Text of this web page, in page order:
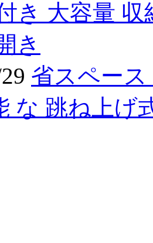
き 大容量
き
省スペー
な 跳ね上げ